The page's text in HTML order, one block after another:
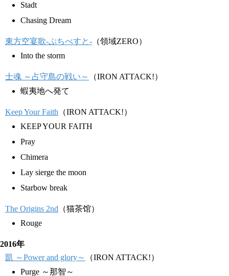
Stadt
Chasing Dream
東方空宴歌-ぷちべすと- （領域ZERO）
Into the storm
士魂 ～占守島の戦い～
（IRON ATTACK!）
蝦夷地へ発て
Keep Your Faith （IRON ATTACK!）
KEEP YOUR FAITH
Pray
Chimera
Lay sierge the moon
Starbow break
The Origins 2nd （猫茶馆）
Rouge
2016年
凱 ～Power and glory～
（IRON ATTACK!）
Purge ～那智～